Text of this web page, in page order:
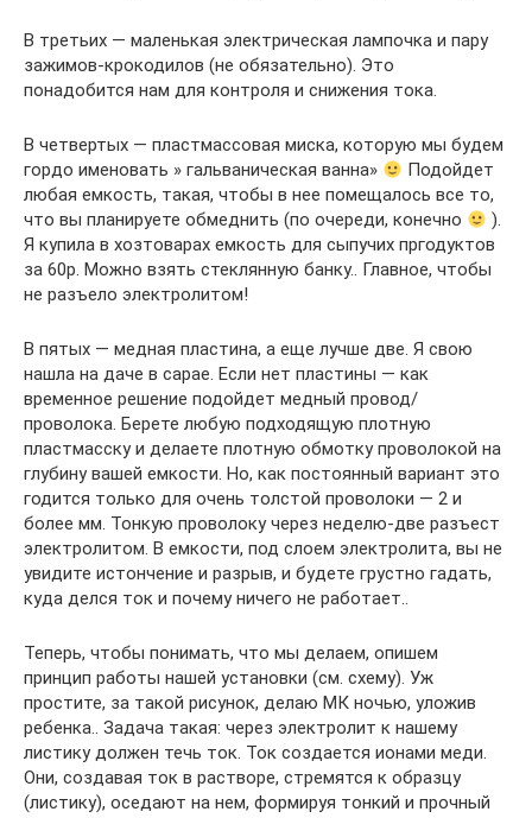
В третьих — маленькая электрическая лампочка и пару
зажимов-крокодилов (не обязательно). Это
понадобится нам для контроля и снижения тока.
В четвертых — пластмассовая миска, которую мы будем
гордо именовать » гальваническая ванна»
Подойдет
любая емкость, такая, чтобы в нее помещалось все то,
что вы планируете обмеднить (по очереди, конечно
).
Я купила в хозтоварах емкость для сыпучих пргодуктов
за 60р. Можно взять стеклянную банку.. Главное, чтобы
не разъело электролитом!
В пятых — медная пластина, а еще лучше две. Я свою
нашла на даче в сарае. Если нет пластины — как
временное решение подойдет медный провод/
проволока. Берете любую подходящую плотную
пластмасску и делаете плотную обмотку проволокой на
глубину вашей емкости. Но, как постоянный вариант это
годится только для очень толстой проволоки — 2 и
более мм. Тонкую проволоку через неделю-две разъест
электролитом. В емкости, под слоем электролита, вы не
увидите истончение и разрыв, и будете грустно гадать,
куда делся ток и почему ничего не работает..
Теперь, чтобы понимать, что мы делаем, опишем
принцип работы нашей установки (см. схему). Уж
простите, за такой рисунок, делаю МК ночью, уложив
ребенка.. Задача такая: через электролит к нашему
листику должен течь ток. Ток создается ионами меди.
Они, создавая ток в растворе, стремятся к образцу
(листику), оседают на нем, формируя тонкий и прочный